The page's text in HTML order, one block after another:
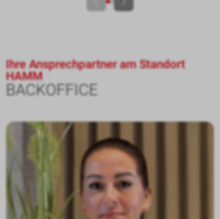
Ihre Ansprechpartner am Standort
HAMM